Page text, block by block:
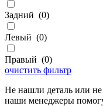
Задний (0)
Левый (0)
Правый (0)
очистить фильтр
Не нашли деталь или не
наши менеджеры